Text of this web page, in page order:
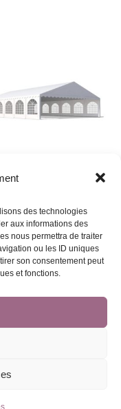
des technologies
aux informations des
nous permettra de traiter
ou les ID uniques
son consentement peut
et fonctions.
inclus)
1180,00€
Ajouter au devis
réservés